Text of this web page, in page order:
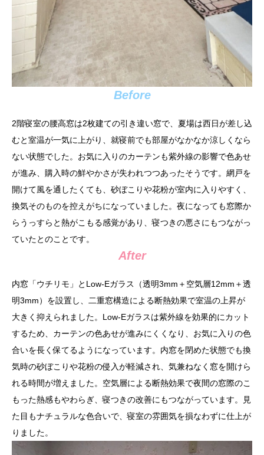
Before
2階寝室の腰高窓は2枚建ての引き違い窓で、夏場は西日が差し込
むと室温が一気に上がり、就寝前でも部屋がなかなか涼しくなら
ない状態でした。お気に入りのカーテンも紫外線の影響で色あせ
が進み、購入時の鮮やかさが失われつつあったそうです。網戸を
開けて風を通したくても、砂ぼこりや花粉が室内に入りやすく、
換気そのものを控えがちになっていました。夜になっても窓際か
らうっすらと熱がこもる感覚があり、寝つきの悪さにもつながっ
ていたとのことです。
After
内窓「ウチリモ」とLow-Eガラス（透明3mm＋空気層12mm＋透
明3mm）を設置し、二重窓構造による断熱効果で室温の上昇が
大きく抑えられました。Low-Eガラスは紫外線を効果的にカット
するため、カーテンの色あせが進みにくくなり、お気に入りの色
合いを長く保てるようになっています。内窓を閉めた状態でも換
気時の砂ぼこりや花粉の侵入が軽減され、気兼ねなく窓を開けら
れる時間が増えました。空気層による断熱効果で夜間の窓際のこ
もった熱感もやわらぎ、寝つきの改善にもつながっています。見
た目もナチュラルな色合いで、寝室の雰囲気を損なわずに仕上が
りました。